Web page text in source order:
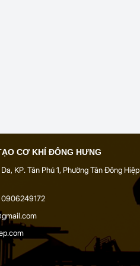
CƠ KHÍ ĐÔNG HƯNG
KP. Tân Phú 1, Phường Tân Đông Hiệp